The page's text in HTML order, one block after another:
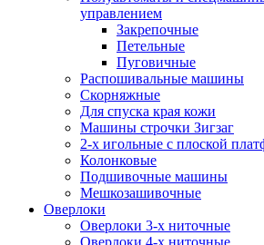
управлением
Закрепочные
Петельные
Пуговичные
Распошивальные машины
Скорняжные
Для спуска края кожи
Машины строчки Зигзаг
2-х игольные с плоской
Колонковые
Подшивочные машины
Мешкозашивочные
Оверлоки
Оверлоки 3-х ниточные
Оверлоки 4-х ниточные